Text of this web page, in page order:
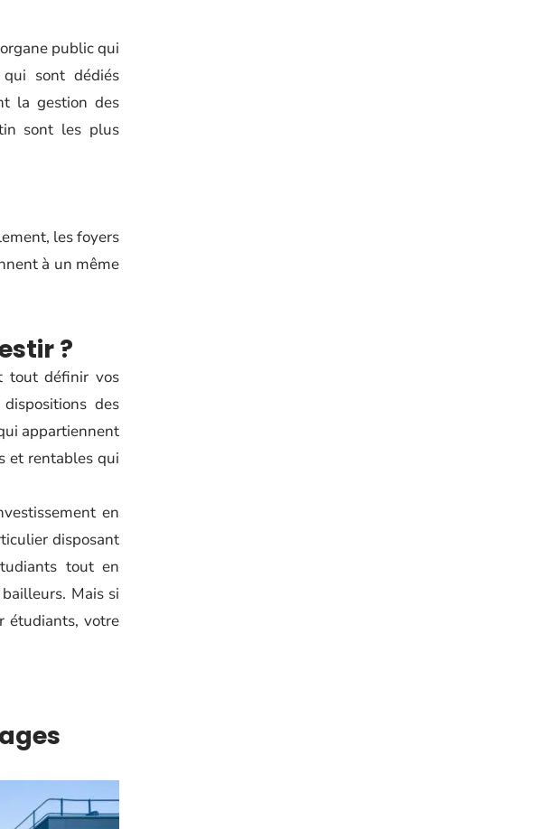
public qui
sont dédiés
la gestion des
sont les plus
les foyers
à un même
?
tout définir vos
des
appartiennent
et rentables qui
en
disposant
tout en
Mais si
étudiants, votre